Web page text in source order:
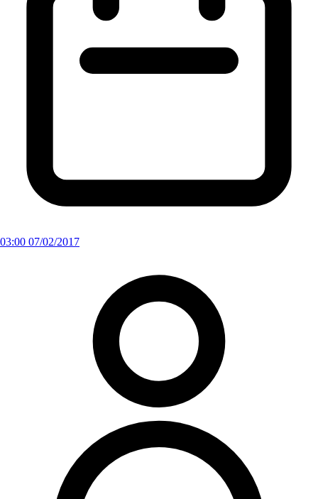
03:00 07/02/2017